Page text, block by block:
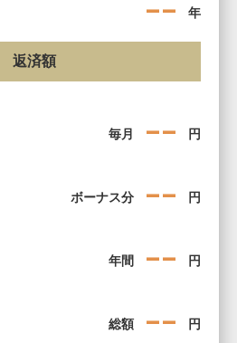
年
返済額
毎月 -- 円
ボーナス分 -- 円
年間 -- 円
総額 -- 円